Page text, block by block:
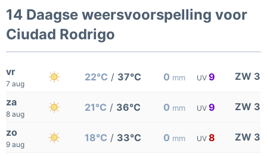
14 Daagse weersvoorspelling voor
Ciudad Rodrigo
vr
7 aug
22°C / 37°C 0 mm UV 9 ZW 3
za
8 aug
21°C / 36°C 0 mm UV 9 ZW 3
zo
9 aug
18°C / 33°C 0 mm UV 8 ZW 3